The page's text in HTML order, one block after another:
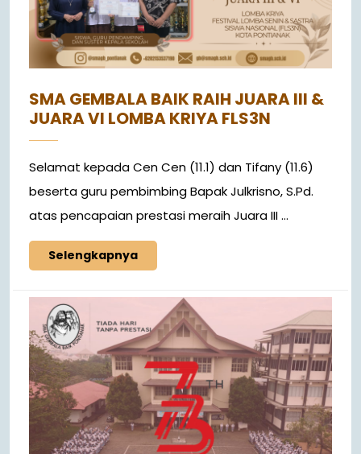
SMA GEMBALA BAIK RAIH JUARA III &
JUARA VI LOMBA KRIYA FLS3N
Selamat kepada Cen Cen (11.1) dan Tifany (11.6)
beserta guru pembimbing Bapak Julkrisno, S.Pd.
atas pencapaian prestasi meraih Juara III ...
Selengkapnya